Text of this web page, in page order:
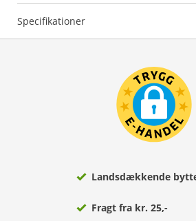
Specifikationer
Landsdækkende
Fragt fra kr. 25,-